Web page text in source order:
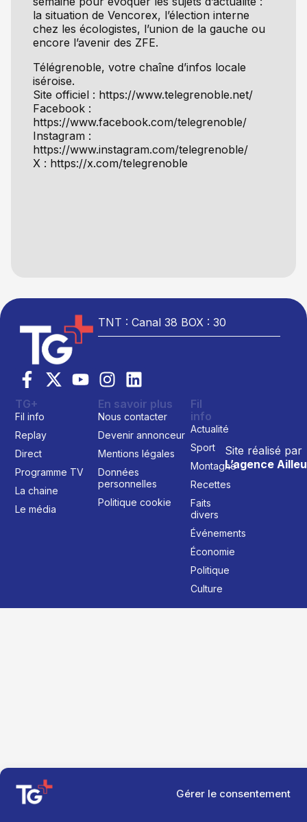
Gérer le consentement
la situation de Vencorex, l’élection interne
chez les écologistes, l’union de la gauche ou
encore l’avenir des ZFE.
Télégrenoble, votre chaîne d’infos locale
iséroise.
Site officiel : https://www.telegrenoble.net/
Facebook :
https://www.facebook.com/telegrenoble/
Instagram :
https://www.instagram.com/telegrenoble/
X : https://x.com/telegrenoble
TNT : Canal 38 BOX : 30
Site réalisé par
L’agence
TG+
Fil info
Replay
Direct
Programme TV
La chaine
Le média
En savoir plus
Nous contacter
Devenir annonceur
Mentions légales
Données
personnelles
Politique cookie
Fil
info
Actualité
Sport
Montagne
Recettes
Faits
divers
Événements
Économie
Politique
Culture